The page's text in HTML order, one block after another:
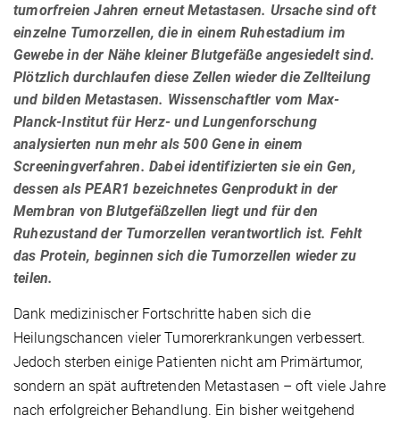
tumorfreien Jahren erneut Metastasen. Ursache sind oft
einzelne Tumorzellen, die in einem Ruhestadium im
Gewebe in der Nähe kleiner Blutgefäße angesiedelt sind.
Plötzlich durchlaufen diese Zellen wieder die Zellteilung
und bilden Metastasen. Wissenschaftler vom Max-
Planck-Institut für Herz- und Lungenforschung
analysierten nun mehr als 500 Gene in einem
Screeningverfahren. Dabei identifizierten sie ein Gen,
dessen als PEAR1 bezeichnetes Genprodukt in der
Membran von Blutgefäßzellen liegt und für den
Ruhezustand der Tumorzellen verantwortlich ist. Fehlt
das Protein, beginnen sich die Tumorzellen wieder zu
teilen.
Dank medizinischer Fortschritte haben sich die
Heilungschancen vieler Tumorerkrankungen verbessert.
Jedoch sterben einige Patienten nicht am Primärtumor,
sondern an spät auftretenden Metastasen – oft viele Jahre
nach erfolgreicher Behandlung. Ein bisher weitgehend